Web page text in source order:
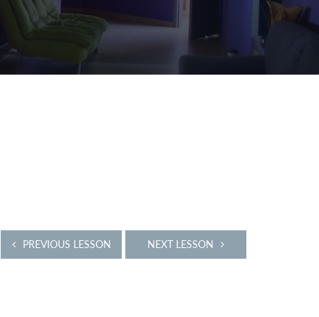
NEXT LESSON
PREVIOUS LESSON